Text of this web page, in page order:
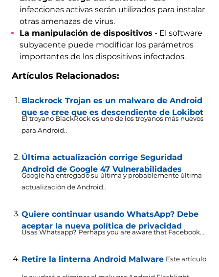
infecciones activas serán utilizados para instalar
otras amenazas de virus.
La manipulación de dispositivos - El software
subyacente puede modificar los parámetros
importantes de los dispositivos infectados.
Artículos Relacionados:
Blackrock Trojan es un malware de Android
que se cree que es descendiente de Lokibot
El troyano BlackRock es uno de los troyanos más nuevos
para Android..
Última actualización corrige Seguridad
Android de Google 47 Vulnerabilidades
Google ha entregado su última y probablemente última
actualización de Android..
Quiere continuar usando WhatsApp? Debe
aceptar la nueva política de privacidad
Usas Whatsapp? Perhaps you are aware that Facebook...
Retire la linterna Android Malware Este artículo